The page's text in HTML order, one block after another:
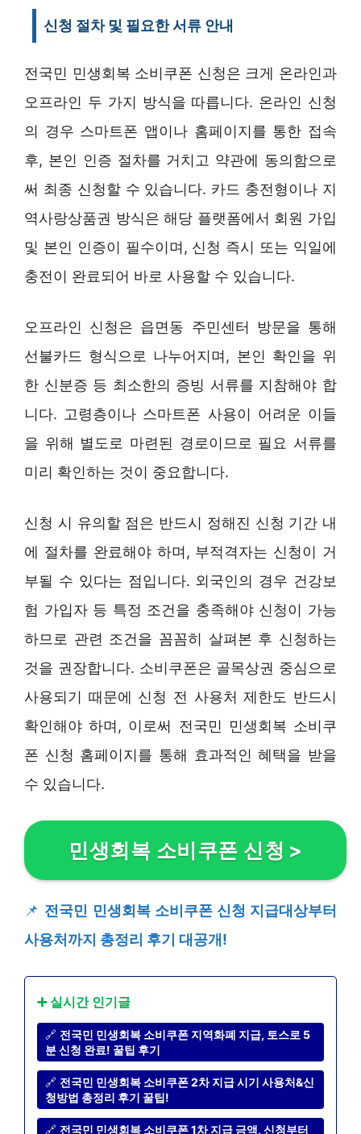
신청 절차 및 필요한 서류 안내
전국민 민생회복 소비쿠폰 신청은 크게 온라인과
오프라인 두 가지 방식을 따릅니다. 온라인 신청
의 경우 스마트폰 앱이나 홈페이지를 통한 접속
후, 본인 인증 절차를 거치고 약관에 동의함으로
써 최종 신청할 수 있습니다. 카드 충전형이나 지
역사랑상품권 방식은 해당 플랫폼에서 회원 가입
및 본인 인증이 필수이며, 신청 즉시 또는 익일에
충전이 완료되어 바로 사용할 수 있습니다.
오프라인 신청은 읍면동 주민센터 방문을 통해
선불카드 형식으로 나누어지며, 본인 확인을 위
한 신분증 등 최소한의 증빙 서류를 지참해야 합
니다. 고령층이나 스마트폰 사용이 어려운 이들
을 위해 별도로 마련된 경로이므로 필요 서류를
미리 확인하는 것이 중요합니다.
신청 시 유의할 점은 반드시 정해진 신청 기간 내
에 절차를 완료해야 하며, 부적격자는 신청이 거
부될 수 있다는 점입니다. 외국인의 경우 건강보
험 가입자 등 특정 조건을 충족해야 신청이 가능
하므로 관련 조건을 꼼꼼히 살펴본 후 신청하는
것을 권장합니다. 소비쿠폰은 골목상권 중심으로
사용되기 때문에 신청 전 사용처 제한도 반드시
확인해야 하며, 이로써 전국민 민생회복 소비쿠
폰 신청 홈페이지를 통해 효과적인 혜택을 받을
수 있습니다.
민생회복 소비쿠폰 신청 >
📌 전국민 민생회복 소비쿠폰 신청 지급대상부터
사용처까지 총정리 후기 대공개!
➕ 실시간 인기글
🔗 전국민 민생회복 소비쿠폰 지역화폐 지급, 토스로 5
분 신청 완료! 꿀팁 후기
🔗 전국민 민생회복 소비쿠폰 2차 지급 시기 사용처&신
청방법 총정리 후기 꿀팁!
🔗 전국민 민생회복 소비쿠폰 1차 지급 금액, 신청부터